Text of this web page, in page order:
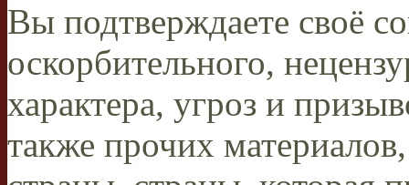
Вы подтверждаете своё
оскорбительного,
характера, угроз и
также прочих